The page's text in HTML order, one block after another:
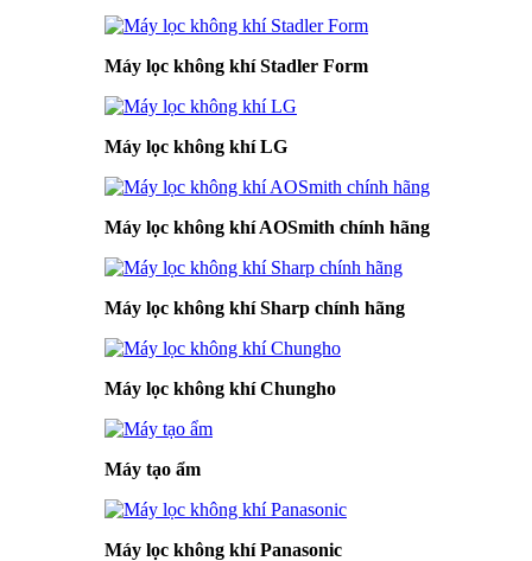
Máy lọc không khí Stadler Form
Máy lọc không khí LG
Máy lọc không khí AOSmith chính hãng
Máy lọc không khí Sharp chính hãng
Máy lọc không khí Chungho
Máy tạo ẩm
Máy lọc không khí Panasonic